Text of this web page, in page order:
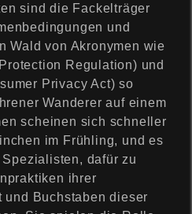
sind die Fackelträger
und
Wald von Akronymen wie
Regulation) und
Privacy Act) so
Wanderer auf einem
scheinen sich schneller
im Frühling, und es
dafür zu
ihrer
und Buchstaben dieser